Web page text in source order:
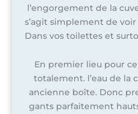
l’engorgement de la
s’agit simplement de
Dans vos toilettes et
En premier lieu pour
totalement. l’eau de la
ancienne boîte. Donc
gants parfaitement